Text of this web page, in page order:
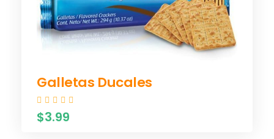
Galletas Ducales
$3.99